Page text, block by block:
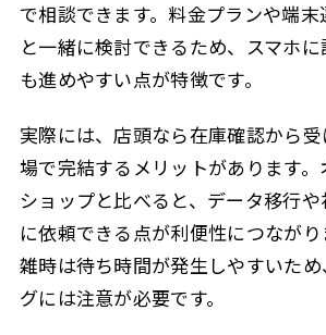
で相談できます。料金プランや端
と一緒に検討できるため、スマホ
も進めやすい点が特徴です。
実際には、店頭なら在庫確認から
場で完結するメリットがあります
ショップと比べると、データ移行
に依頼できる点が利便性につなが
雑時は待ち時間が発生しやすいた
グには注意が必要です。